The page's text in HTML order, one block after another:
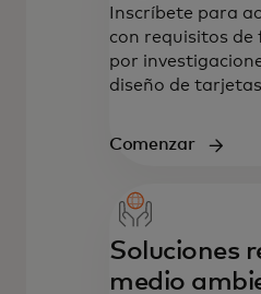
Inscríbete para
con requisitos
por
diseño de
Comenzar
Soluciones
medio